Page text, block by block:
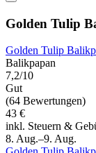
Golden Tulip
Golden Tulip
Balikpapan
7,2/10
Gut
(64 Bewertungen)
43 €
inkl. Steuern &
8. Aug.–9. Aug.